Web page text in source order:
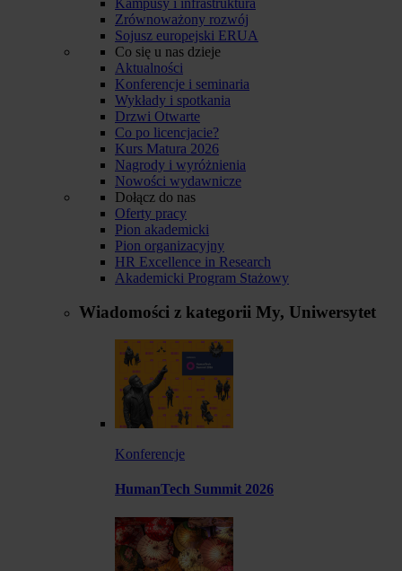
Zrównoważony rozwój
Sojusz europejski ERUA
Co się u nas dzieje
Aktualności
Konferencje i seminaria
Wykłady i spotkania
Drzwi Otwarte
Co po licencjacie?
Kurs Matura 2026
Nagrody i wyróżnienia
Nowości wydawnicze
Dołącz do nas
Oferty pracy
Pion akademicki
Pion organizacyjny
HR Excellence in Research
Akademicki Program Stażowy
Wiadomości z kategorii My, Uniwersytet
Konferencje
HumanTech Summit 2026